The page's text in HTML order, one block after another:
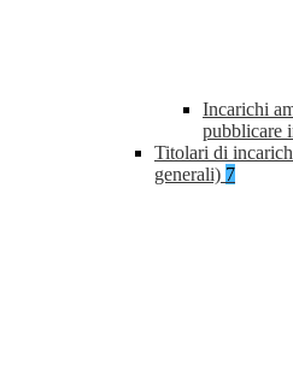
Incarichi
pubblicare
Titolari di
generali) 7